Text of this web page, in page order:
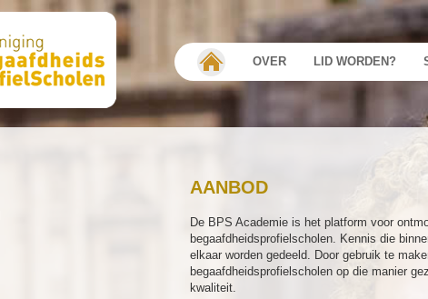
OVER LID WORDEN?
AANBOD
De BPS Academie is het platform voor
begaafdheidsprofielscholen. Kennis die
elkaar worden gedeeld. Door gebruik te
begaafdheidsprofielscholen op die manier
kwaliteit.